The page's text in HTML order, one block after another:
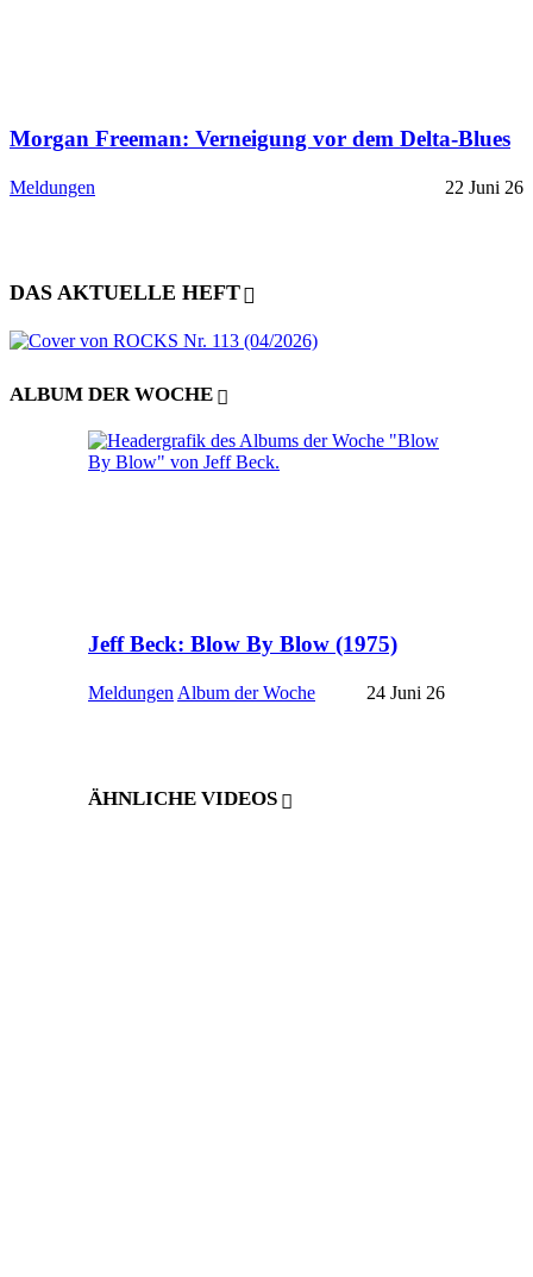
Morgan Freeman: Verneigung vor dem Delta-Blues
Meldungen 22 Juni 26
DAS AKTUELLE HEFT
ALBUM DER WOCHE
Jeff Beck: Blow By Blow (1975)
Meldungen Album der Woche 24 Juni 26
ÄHNLICHE VIDEOS